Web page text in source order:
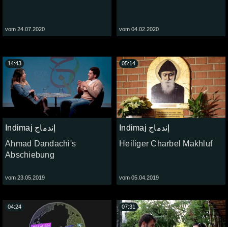
vom 24.07.2020 vom 04.02.2020
Indimaj إندماج
Ahmad Dandachi's
Abschiebung
vom 23.05.2019
14:43
Indimaj إندماج
Heiliger Charbel Makhluf
vom 05.04.2019
05:14
04:24 07:31